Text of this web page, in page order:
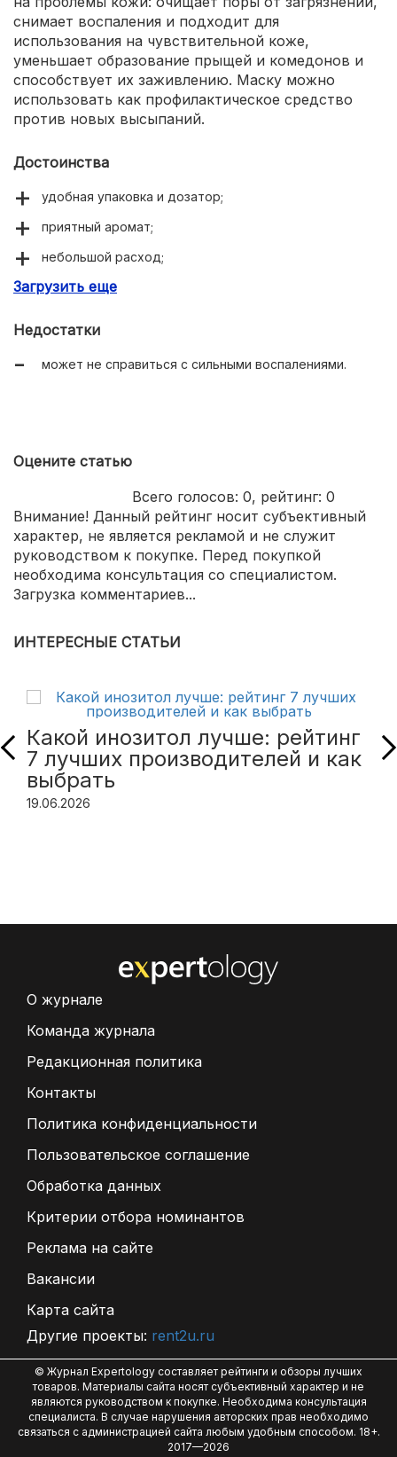
снимает воспаления и подходит для
использования на чувствительной коже,
уменьшает образование прыщей и комедонов и
способствует их заживлению. Маску можно
использовать как профилактическое средство
против новых высыпаний.
Достоинства
удобная упаковка и дозатор;
приятный аромат;
небольшой расход;
эффективность против воспалений;
Загрузить еще
Недостатки
может не справиться с сильными воспалениями.
Оцените статью
Всего голосов: 0, рейтинг: 0
Внимание! Данный рейтинг носит субъективный
характер, не является рекламой и не служит
руководством к покупке. Перед покупкой
необходима консультация со специалистом.
Загрузка комментариев...
ИНТЕРЕСНЫЕ СТАТЬИ
Какой инозитол лучше: рейтинг
7 лучших производителей и как
выбрать
19.06.2026
О журнале
Команда журнала
Редакционная политика
Контакты
Политика конфиденциальности
Пользовательское соглашение
Обработка данных
Критерии отбора номинантов
Реклама на сайте
Вакансии
Карта сайта
Другие проекты: rent2u.ru
© Журнал Expertology составляет рейтинги и обзоры лучших
товаров. Материалы сайта носят субъективный характер и не
являются руководством к покупке. Необходима консультация
специалиста. В случае нарушения авторских прав необходимо
связаться с администрацией сайта любым удобным способом. 18+.
2017—2026